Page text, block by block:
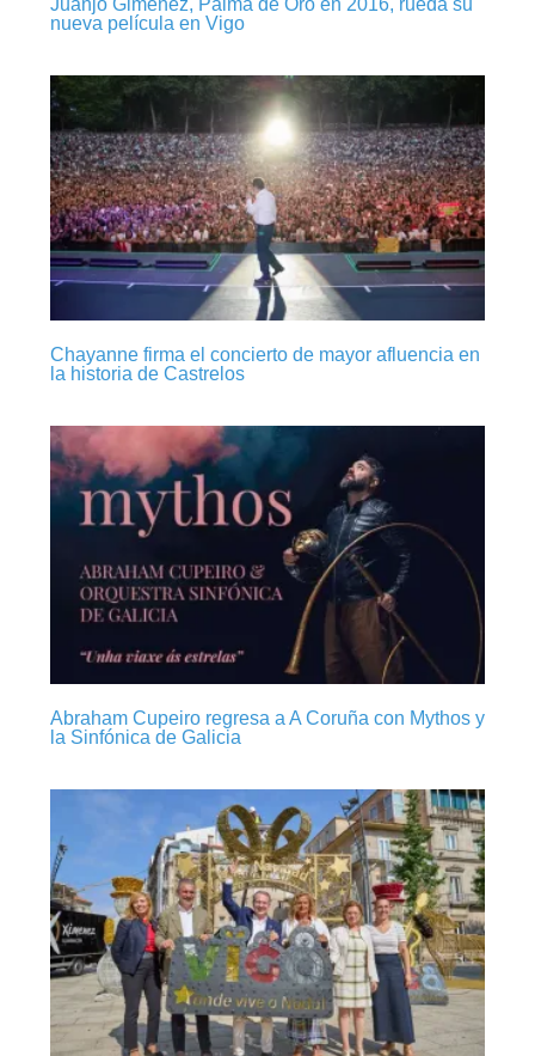
nueva película en Vigo
Chayanne firma el concierto de mayor afluencia en
la historia de Castrelos
Abraham Cupeiro regresa a A Coruña con Mythos y
la Sinfónica de Galicia